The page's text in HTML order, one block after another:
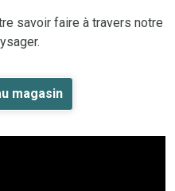
savoir faire à travers notre
magasin